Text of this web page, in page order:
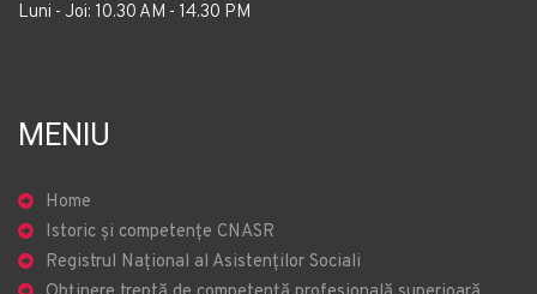
Luni - Joi: 10.30 AM - 14.30 PM
MENIU
Home
Istoric și competențe CNASR
Registrul Național al Asistenților Sociali